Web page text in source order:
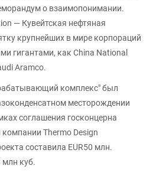
о взаимопонимании.
— Кувейтская нефтяная
крупнейших в мире корпораций
гигантами, как China National
Aramco.
комплекс" был
месторождении
соглашения госконцерна
Thermo Design
составила EUR50 млн.
куб.